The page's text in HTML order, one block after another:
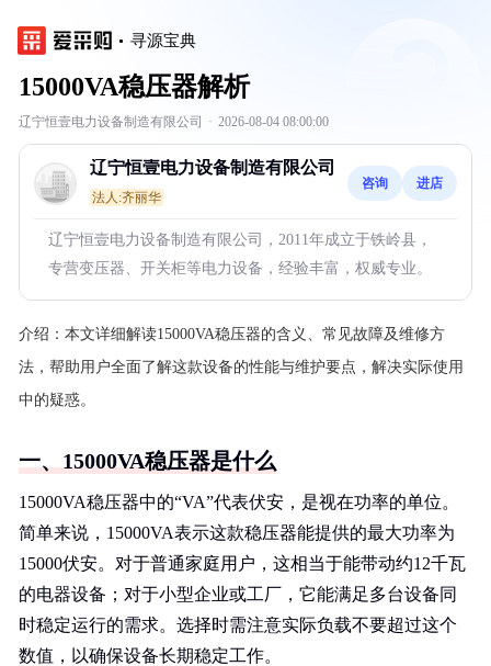
寻源宝典
15000VA稳压器解析
辽宁恒壹电力设备制造有限公司 · 2026-08-04 08:00:00
辽宁恒壹电力设备制造有限公司
法人:齐丽华
咨询 进店
辽宁恒壹电力设备制造有限公司，2011年成立于铁岭县，
专营变压器、开关柜等电力设备，经验丰富，权威专业。
介绍： 本文详细解读15000VA稳压器的含义、常见故障及维修方
法，帮助用户全面了解这款设备的性能与维护要点，解决实际使用
中的疑惑。
一、15000VA稳压器是什么
15000VA稳压器中的“VA”代表伏安，是视在功率的单位。
简单来说，15000VA表示这款稳压器能提供的最大功率为
15000伏安。对于普通家庭用户，这相当于能带动约12千瓦
的电器设备；对于小型企业或工厂，它能满足多台设备同
时稳定运行的需求。选择时需注意实际负载不要超过这个
数值，以确保设备长期稳定工作。